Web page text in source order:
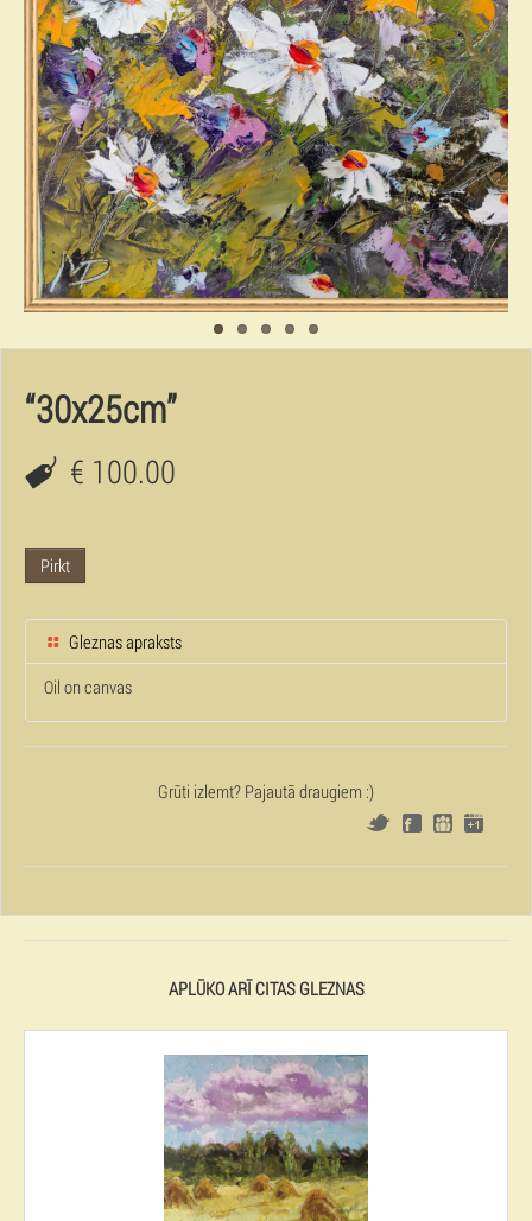
“30x25cm”
€ 100.00
Pirkt
Gleznas apraksts
Oil on canvas
Grūti izlemt? Pajautā draugiem :)
APLŪKO ARĪ CITAS GLEZNAS